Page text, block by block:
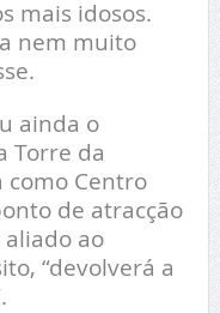
mais idosos.
nem muito
ainda o
Torre da
como Centro
de atracção
ao
“devolverá a